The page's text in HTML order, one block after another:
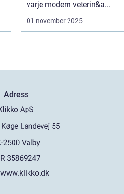
varje modern veterin&a...
01 november 2025
Adress
www.klikko.dk